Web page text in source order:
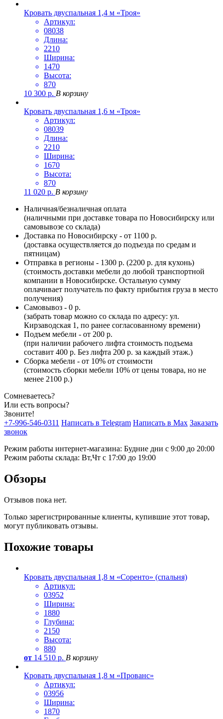
Кровать двуспальная 1,4 м «Троя»
Артикул:
08038
Длина:
2210
Ширина:
1470
Высота:
870
10 300 р. В корзину
Кровать двуспальная 1,6 м «Троя»
Артикул:
08039
Длина:
2210
Ширина:
1670
Высота:
870
11 020 р. В корзину
Наличная/безналичная оплата
(наличными при доставке товара по Новосибирску или
самовывозе со склада)
Доставка по Новосибирску - от 1100 р.
(доставка осуществляется до подъезда по средам и
пятницам)
Отправка в регионы - 1300 р. (2200 р. для кухонь)
(стоимость доставки мебели до любой транспортной
компании в Новосибирске. Остальную сумму
оплачивает получатель по факту прибытия груза в место
получения)
Самовывоз - 0 р.
(забрать товар можно со склада по адресу: ул.
Кирзаводская 1, по ранее согласованному времени)
Подъем мебели - от 200 р.
(при наличии рабочего лифта стоимость подъема
составит 400 р. Без лифта 200 р. за каждый этаж.)
Сборка мебели - от 10% от стоимости
(стоимость сборки мебели 10% от цены товара, но не
менее 2100 р.)
Сомневаетесь?
Или есть вопросы?
Звоните!
+7-996-546-0311 Написать в Telegram Написать в Max Заказать
звонок
Режим работы интернет-магазина: Будние дни с 9:00 до 20:00
Режим работы склада: Вт,Чт с 17:00 до 19:00
Обзоры
Отзывов пока нет.
Только зарегистрированные клиенты, купившие этот товар,
могут публиковать отзывы.
Похожие товары
Кровать двуспальная 1,8 м «Соренто» (спальня)
Артикул:
03952
Ширина:
1880
Глубина:
2150
Высота:
880
от 14 510 р. В корзину
Кровать двуспальная 1,8 м «Прованс»
Артикул:
03956
Ширина:
1870